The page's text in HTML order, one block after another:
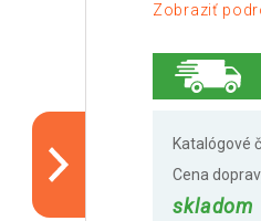
Zobraziť
Katalógové
Cena
skladom